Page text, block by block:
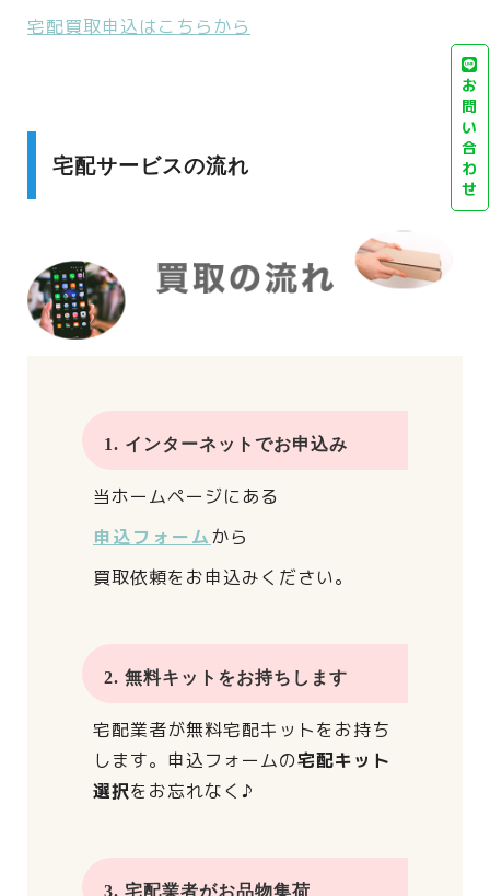
宅配買取申込はこちらから
宅配サービスの流れ
1. インターネットでお申込み
当ホームページにある
申込フォームから
買取依頼をお申込みください。
2. 無料キットをお持ちします
宅配業者が無料宅配キットをお持ち
します。 申込フォームの宅配キット
選択をお忘れなく♪
3. 宅配業者がお品物集荷
お
問
い
合
わ
せ